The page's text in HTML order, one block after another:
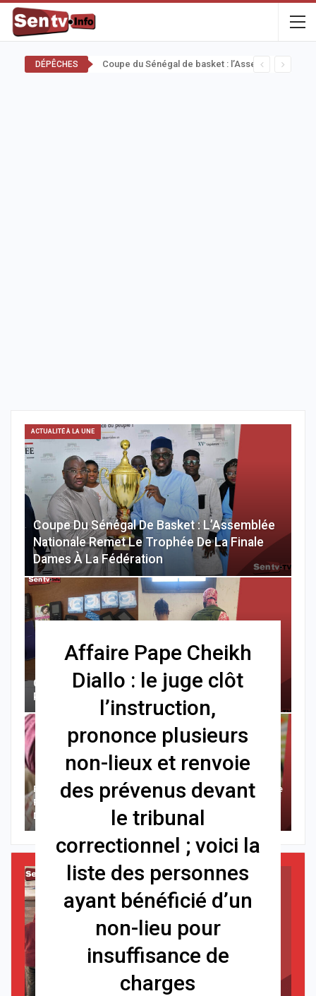
DÉPÊCHES Coupe du Sénégal de basket : l’Assemblée nationale remet le trophée de la finale Dames à la Fédération
ACTUALITÉ À LA UNE
Coupe Du Sénégal De Basket : L’Assemblée
Nationale Remet Le Trophée De La Finale
Dames À La Fédération
Cité Aliou Sow : La Police Démantèle Un Présumé
Réseau De Prostitution Dans Un Appartement
Politique : Aminata Touré
Revendique Une Majorité
De Maires Autour Du…
Déclaration De Patrimoine
Juillet, Me Moussa…
Affaire Pape Cheikh
Diallo : le juge clôt
l’instruction,
prononce plusieurs
non-lieux et renvoie
des prévenus devant
le tribunal
correctionnel ; voici la
liste des personnes
ayant bénéficié d’un
non-lieu pour
insuffisance de
charges